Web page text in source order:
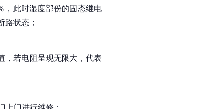
，此时湿度部份的固态继电
状态；
，若电阻呈现无限大，代表
上门进行维修；